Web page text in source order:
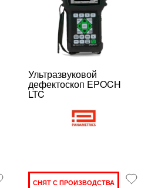
Ультразвуковой
дефектоскоп EPOCH
LTC
СНЯТ С ПРОИЗВОДСТВА